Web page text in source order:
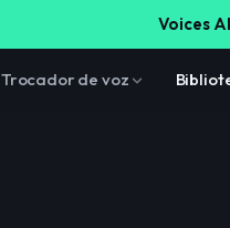
Voices
Trocador de voz